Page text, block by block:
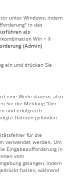
unter Windows, indem
in das
als
Win + X
(Admin)
ein und drücken Sie
eine Weile dauern, also
Sie die Meldung “Der
und erfolgreich
Dateien gefunden
für die
verwendet werden. Um
Eingabeaufforderung in
vom
gelangen, indem
halten, während